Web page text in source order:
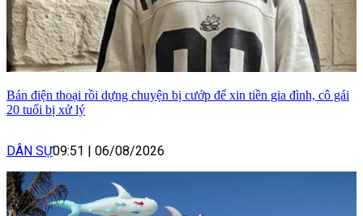
Bán điện thoại rồi dựng chuyện bị cướp để xin tiền gia đình, cô gái
20 tuổi bị xử lý
DÂN SỰ09:51 06/08/2026